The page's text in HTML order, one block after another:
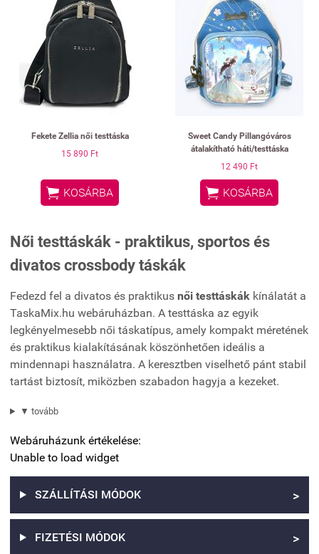
Fekete Zellia női testtáska
15 890 Ft
 KOSÁRBA
Sweet Candy Pillangóváros
átalakítható háti/testtáska
12 490 Ft
 KOSÁRBA
Női testtáskák - praktikus, sportos és
divatos crossbody táskák
Fedezd fel a divatos és praktikus női testtáskák kínálatát a
TaskaMix.hu webáruházban. A testtáska az egyik
legkényelmesebb női táskatípus, amely kompakt méretének
és praktikus kialakításának köszönhetően ideális a
mindennapi használatra. A keresztben viselhető pánt stabil
tartást biztosít, miközben szabadon hagyja a kezeket.
▼ tovább
Webáruházunk értékelése:
Unable to load widget
SZÁLLÍTÁSI MÓDOK >
FIZETÉSI MÓDOK >